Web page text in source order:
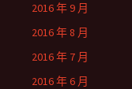
2016 年 9 月
2016 年 8 月
2016 年 7 月
2016 年 6 月